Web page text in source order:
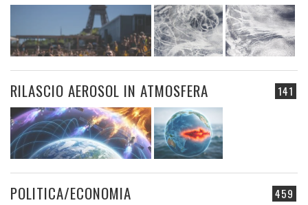
141
RILASCIO AEROSOL IN ATMOSFERA
459
POLITICA/ECONOMIA